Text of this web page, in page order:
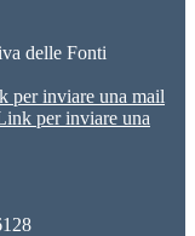
delle Fonti
per inviare una mail
per inviare una